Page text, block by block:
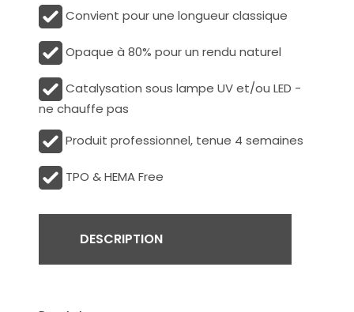
Convient pour une longueur classique
Opaque à 80% pour un rendu naturel
Catalysation sous lampe UV et/ou LED -
ne chauffe pas
Produit professionnel, tenue 4 semaines
TPO & HEMA Free
DESCRIPTION